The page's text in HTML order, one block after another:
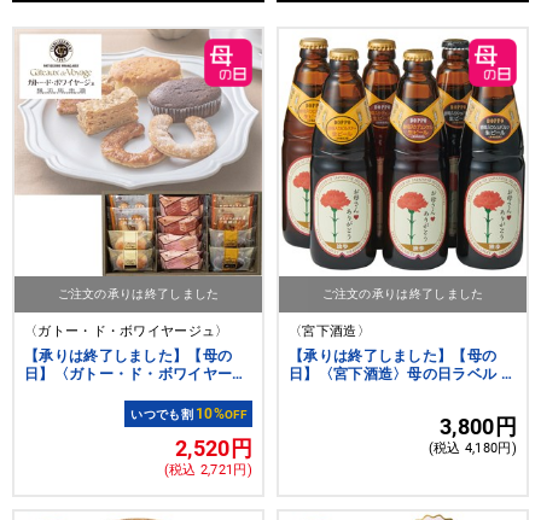
ご注文の承りは終了しました
〈ガトー・ド・ボワイヤージュ〉
【承りは終了しました】【母の
日】〈ガトー・ド・ボワイヤージ
いつでも割 10%OFF
2,520円
(税込 2,721円)
ご注文の承りは終了しました
〈宮下酒造〉
【承りは終了しました】【母の
日】〈宮下酒造〉母の日ラベル 独
3,800円
(税込 4,180円)